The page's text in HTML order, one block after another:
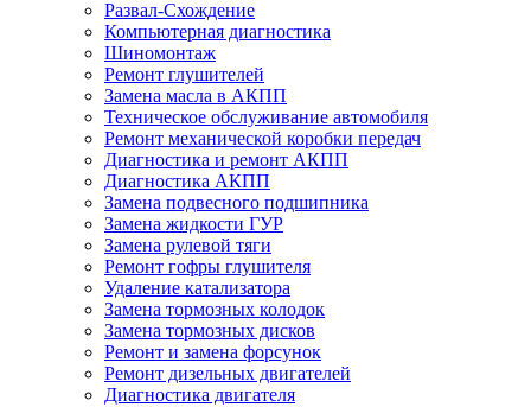
Развал-Схождение
Компьютерная диагностика
Шиномонтаж
Ремонт глушителей
Замена масла в АКПП
Техническое обслуживание автомобиля
Ремонт механической коробки передач
Диагностика и ремонт АКПП
Диагностика АКПП
Замена подвесного подшипника
Замена жидкости ГУР
Замена рулевой тяги
Ремонт гофры глушителя
Удаление катализатора
Замена тормозных колодок
Замена тормозных дисков
Ремонт и замена форсунок
Ремонт дизельных двигателей
Диагностика двигателя